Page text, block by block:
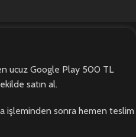
ucuz Google Play 500 TL
satın al.
işleminden sonra hemen teslim